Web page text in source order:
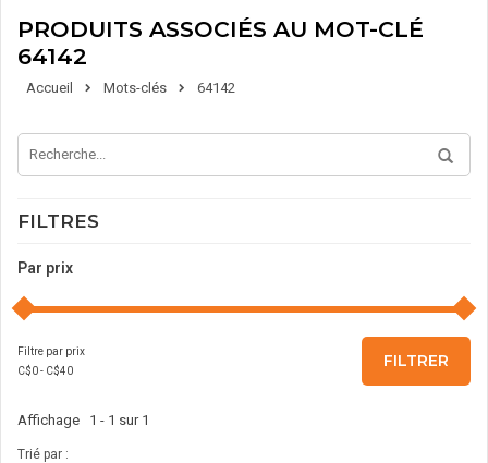
PRODUITS ASSOCIÉS AU MOT-CLÉ
64142
Accueil Mots-clés 64142
FILTRES
Par prix
Filtre par prix
C$0- C$40
FILTRER
Affichage 1 - 1 sur 1
Trié par :